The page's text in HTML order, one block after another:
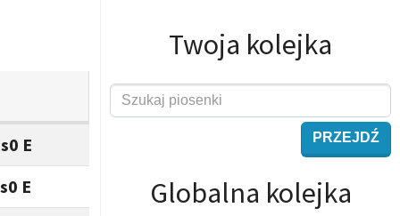
Twoja kolejka
PRZEJDŹ
Globalna kolejka
E
E